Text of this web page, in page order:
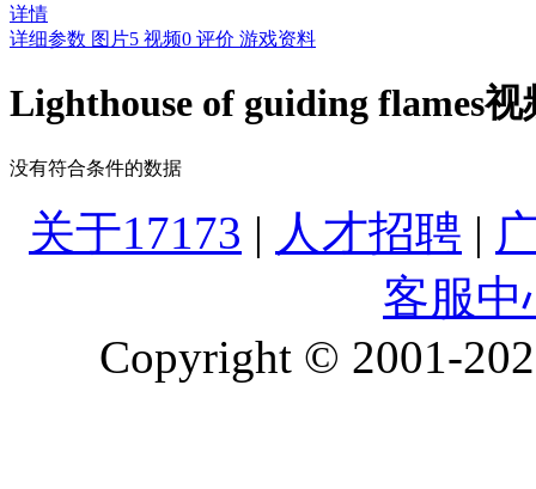
详情
详细参数 图片5 视频0 评价 游戏资料
Lighthouse of guiding flames视
没有符合条件的数据
关于17173 | 人才招聘 |
客服中
Copyright © 2001-